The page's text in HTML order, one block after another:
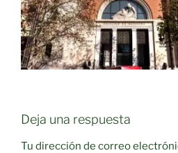
Deja una respuesta
Tu dirección de correo